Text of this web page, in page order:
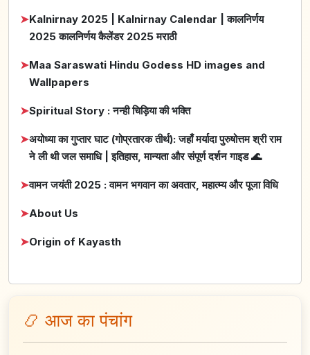
➤Kalnirnay 2025 | Kalnirnay Calendar | कालनिर्णय
2025 कालनिर्णय कैलेंडर 2025 मराठी
➤Maa Saraswati Hindu Godess HD images and
Wallpapers
➤Spiritual Story : नन्ही चिड़िया की भक्ति
➤अयोध्या का गुप्तार घाट (गोप्रतारक तीर्थ): जहाँ मर्यादा पुरुषोत्तम श्री राम
ने ली थी जल समाधि | इतिहास, मान्यता और संपूर्ण दर्शन गाइड 🌊
➤वामन जयंती 2025 : वामन भगवान का अवतार, महात्म्य और पूजा विधि
➤About Us
➤Origin of Kayasth
📿 आज का पंचांग